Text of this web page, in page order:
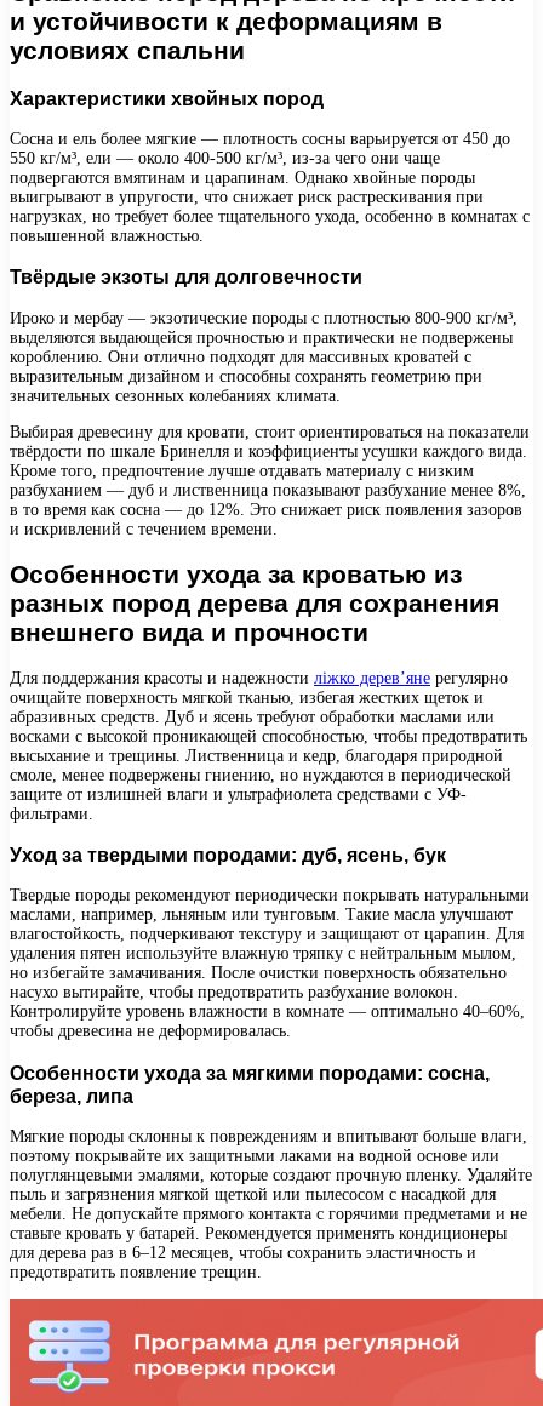
и устойчивости к деформациям в
условиях спальни
Характеристики хвойных пород
Сосна и ель более мягкие — плотность сосны варьируется от 450 до
550 кг/м³, ели — около 400-500 кг/м³, из-за чего они чаще
подвергаются вмятинам и царапинам. Однако хвойные породы
выигрывают в упругости, что снижает риск растрескивания при
нагрузках, но требует более тщательного ухода, особенно в комнатах с
повышенной влажностью.
Твёрдые экзоты для долговечности
Ироко и мербау — экзотические породы с плотностью 800-900 кг/м³,
выделяются выдающейся прочностью и практически не подвержены
короблению. Они отлично подходят для массивных кроватей с
выразительным дизайном и способны сохранять геометрию при
значительных сезонных колебаниях климата.
Выбирая древесину для кровати, стоит ориентироваться на показатели
твёрдости по шкале Бринелля и коэффициенты усушки каждого вида.
Кроме того, предпочтение лучше отдавать материалу с низким
разбуханием — дуб и лиственница показывают разбухание менее 8%,
в то время как сосна — до 12%. Это снижает риск появления зазоров
и искривлений с течением времени.
Особенности ухода за кроватью из
разных пород дерева для сохранения
внешнего вида и прочности
Для поддержания красоты и надежности ліжко дерев’яне регулярно
очищайте поверхность мягкой тканью, избегая жестких щеток и
абразивных средств. Дуб и ясень требуют обработки маслами или
восками с высокой проникающей способностью, чтобы предотвратить
высыхание и трещины. Лиственница и кедр, благодаря природной
смоле, менее подвержены гниению, но нуждаются в периодической
защите от излишней влаги и ультрафиолета средствами с УФ-
фильтрами.
Уход за твердыми породами: дуб, ясень, бук
Твердые породы рекомендуют периодически покрывать натуральными
маслами, например, льняным или тунговым. Такие масла улучшают
влагостойкость, подчеркивают текстуру и защищают от царапин. Для
удаления пятен используйте влажную тряпку с нейтральным мылом,
но избегайте замачивания. После очистки поверхность обязательно
насухо вытирайте, чтобы предотвратить разбухание волокон.
Контролируйте уровень влажности в комнате — оптимально 40–60%,
чтобы древесина не деформировалась.
Особенности ухода за мягкими породами: сосна,
береза, липа
Мягкие породы склонны к повреждениям и впитывают больше влаги,
поэтому покрывайте их защитными лаками на водной основе или
полуглянцевыми эмалями, которые создают прочную пленку. Удаляйте
пыль и загрязнения мягкой щеткой или пылесосом с насадкой для
мебели. Не допускайте прямого контакта с горячими предметами и не
ставьте кровать у батарей. Рекомендуется применять кондиционеры
для дерева раз в 6–12 месяцев, чтобы сохранить эластичность и
предотвратить появление трещин.